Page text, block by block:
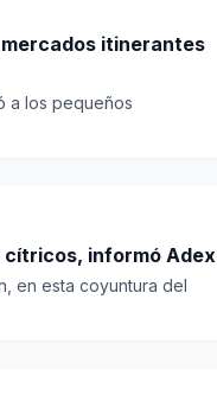
itinerantes
a los pequeños
cítricos, informó Adex
en esta coyuntura del